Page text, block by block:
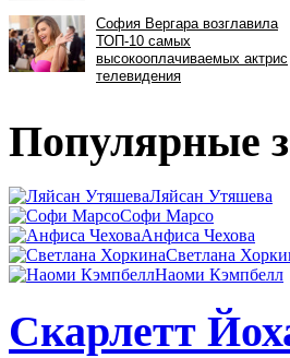
Популярные
Ляйсан Утяшева
Софи Марсо
Анфиса Чехова
Светлана
Наоми Кэмпбелл
Скарлетт